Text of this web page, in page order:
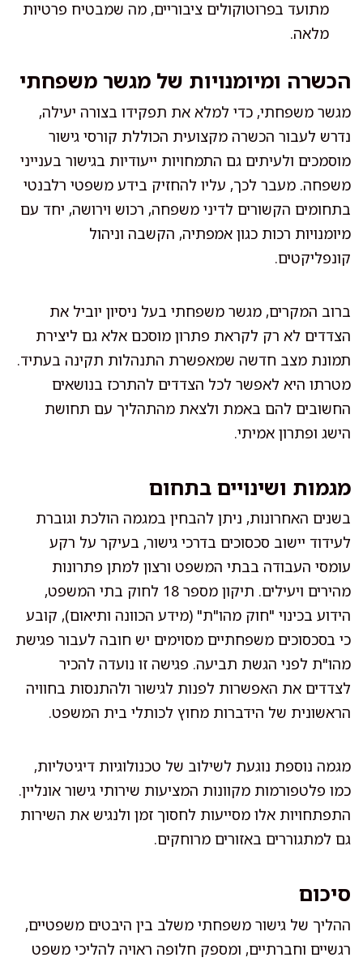
מתועד בפרוטוקולים ציבוריים, מה שמבטיח פרטיות
מלאה.
הכשרה ומיומנויות של מגשר משפחתי
מגשר משפחתי, כדי למלא את תפקידו בצורה יעילה,
נדרש לעבור הכשרה מקצועית הכוללת קורסי גישור
מוסמכים ולעיתים גם התמחויות ייעודיות בגישור בענייני
משפחה. מעבר לכך, עליו להחזיק בידע משפטי רלבנטי
בתחומים הקשורים לדיני משפחה, רכוש וירושה, יחד עם
מיומנויות רכות כגון אמפתיה, הקשבה וניהול
קונפליקטים.
ברוב המקרים, מגשר משפחתי בעל ניסיון יוביל את
הצדדים לא רק לקראת פתרון מוסכם אלא גם ליצירת
תמונת מצב חדשה שמאפשרת התנהלות תקינה בעתיד.
מטרתו היא לאפשר לכל הצדדים להתרכז בנושאים
החשובים להם באמת ולצאת מהתהליך עם תחושת
הישג ופתרון אמיתי.
מגמות ושינויים בתחום
בשנים האחרונות, ניתן להבחין במגמה הולכת וגוברת
לעידוד יישוב סכסוכים בדרכי גישור, בעיקר על רקע
עומסי העבודה בבתי המשפט ורצון למתן פתרונות
מהירים ויעילים. תיקון מספר 18 לחוק בתי המשפט,
הידוע בכינוי "חוק מהו"ת" (מידע הכוונה ותיאום), קובע
כי בסכסוכים משפחתיים מסוימים יש חובה לעבור פגישת
מהו"ת לפני הגשת תביעה. פגישה זו נועדה להכיר
לצדדים את האפשרות לפנות לגישור ולהתנסות בחוויה
הראשונית של הידברות מחוץ לכותלי בית המשפט.
מגמה נוספת נוגעת לשילוב של טכנולוגיות דיגיטליות,
כמו פלטפורמות מקוונות המציעות שירותי גישור אונליין.
התפתחויות אלו מסייעות לחסוך זמן ולנגיש את השירות
גם למתגוררים באזורים מרוחקים.
סיכום
ההליך של גישור משפחתי משלב בין היבטים משפטיים,
רגשיים וחברתיים, ומספק חלופה ראויה להליכי משפט